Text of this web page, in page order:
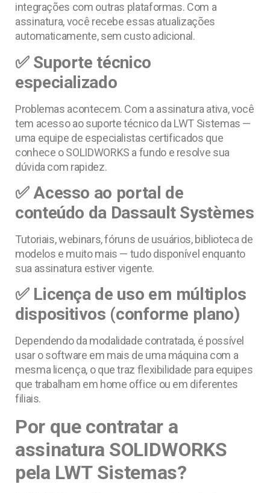
integrações com outras plataformas. Com a
assinatura, você recebe essas atualizações
automaticamente, sem custo adicional.
✅ Suporte técnico
especializado
Problemas acontecem. Com a assinatura ativa, você
tem acesso ao suporte técnico da LWT Sistemas —
uma equipe de especialistas certificados que
conhece o SOLIDWORKS a fundo e resolve sua
dúvida com rapidez.
✅ Acesso ao portal de
conteúdo da Dassault Systèmes
Tutoriais, webinars, fóruns de usuários, biblioteca de
modelos e muito mais — tudo disponível enquanto
sua assinatura estiver vigente.
✅ Licença de uso em múltiplos
dispositivos (conforme plano)
Dependendo da modalidade contratada, é possível
usar o software em mais de uma máquina com a
mesma licença, o que traz flexibilidade para equipes
que trabalham em home office ou em diferentes
filiais.
Por que contratar a
assinatura SOLIDWORKS
pela LWT Sistemas?